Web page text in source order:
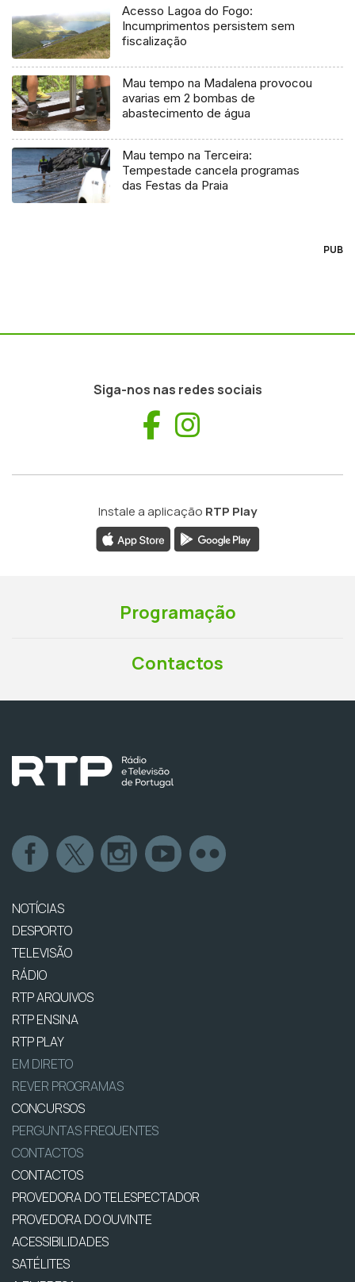
Acesso Lagoa do Fogo:
Incumprimentos persistem sem
fiscalização
Mau tempo na Madalena provocou
avarias em 2 bombas de
abastecimento de água
Mau tempo na Terceira:
Tempestade cancela programas
das Festas da Praia
PUB
Siga-nos nas redes sociais
Facebook
Instale a aplicação RTP Play
Programação
Contactos
NOTÍCIAS
DESPORTO
TELEVISÃO
RÁDIO
RTP ARQUIVOS
RTP ENSINA
RTP PLAY
EM DIRETO
REVER PROGRAMAS
CONCURSOS
PERGUNTAS FREQUENTES
CONTACTOS
CONTACTOS
PROVEDORA DO TELESPECTADOR
PROVEDORA DO OUVINTE
ACESSIBILIDADES
SATÉLITES